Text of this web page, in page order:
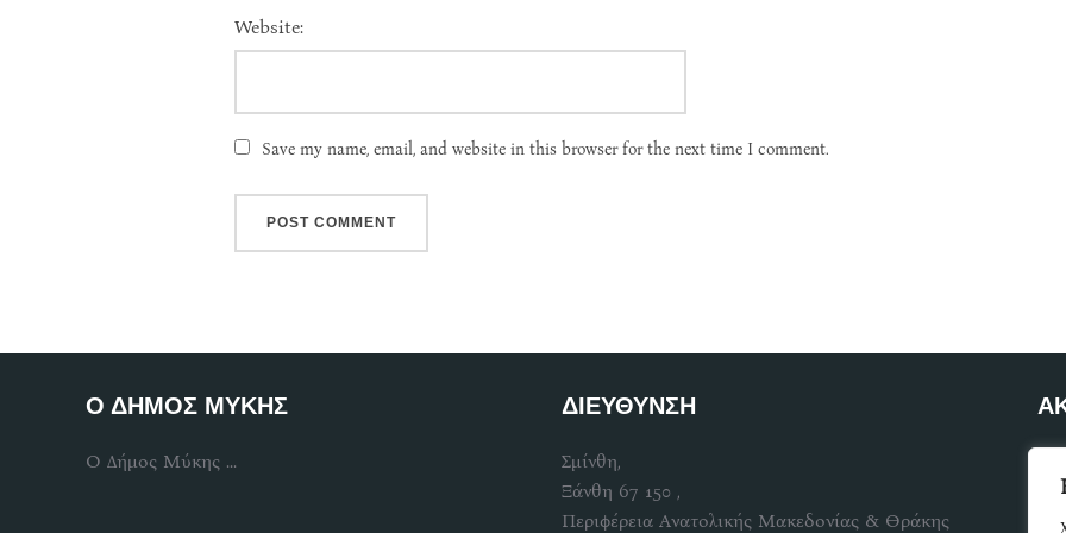
Website:
Save my name, email, and website in this browser for the next time I comment.
Ο ΔΗΜΟΣ ΜΥΚΗΣ
Ο Δήμος Μύκης ...
ΔΙΕΥΘΥΝΣΗ
Σμίνθη,
Ξάνθη 67 150 ,
Περιφέρεια Ανατολικής Μακεδονίας & Θράκης